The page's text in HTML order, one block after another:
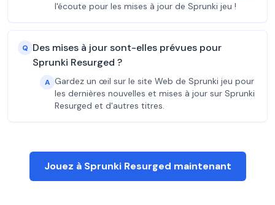
l'écoute pour les mises à jour de Sprunki jeu !
Q Des mises à jour sont-elles prévues pour
Sprunki Resurged ?
A Gardez un œil sur le site Web de Sprunki jeu pour
les dernières nouvelles et mises à jour sur Sprunki
Resurged et d'autres titres.
Jouez à Sprunki Resurged maintenant